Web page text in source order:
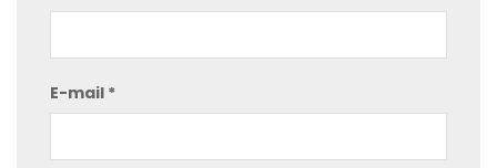
E-mail *